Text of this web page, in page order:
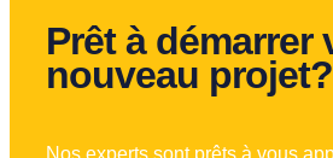
Prêt à démarrer
nouveau projet?
Nos experts sont prêts à vous